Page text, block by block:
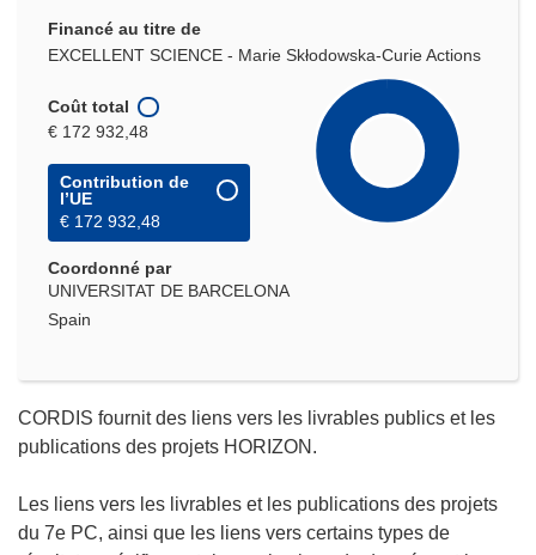
Financé au titre de
EXCELLENT SCIENCE - Marie Skłodowska-Curie Actions
Coût total
€ 172 932,48
Contribution de
l’UE
€ 172 932,48
Coordonné par
UNIVERSITAT DE BARCELONA
Spain
CORDIS fournit des liens vers les livrables publics et les
publications des projets HORIZON.
Les liens vers les livrables et les publications des projets
du 7e PC, ainsi que les liens vers certains types de